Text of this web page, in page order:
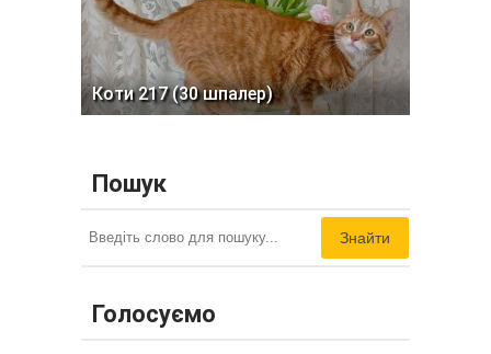
Коти 217 (30 шпалер)
Пошук
Знайти
Голосуємо